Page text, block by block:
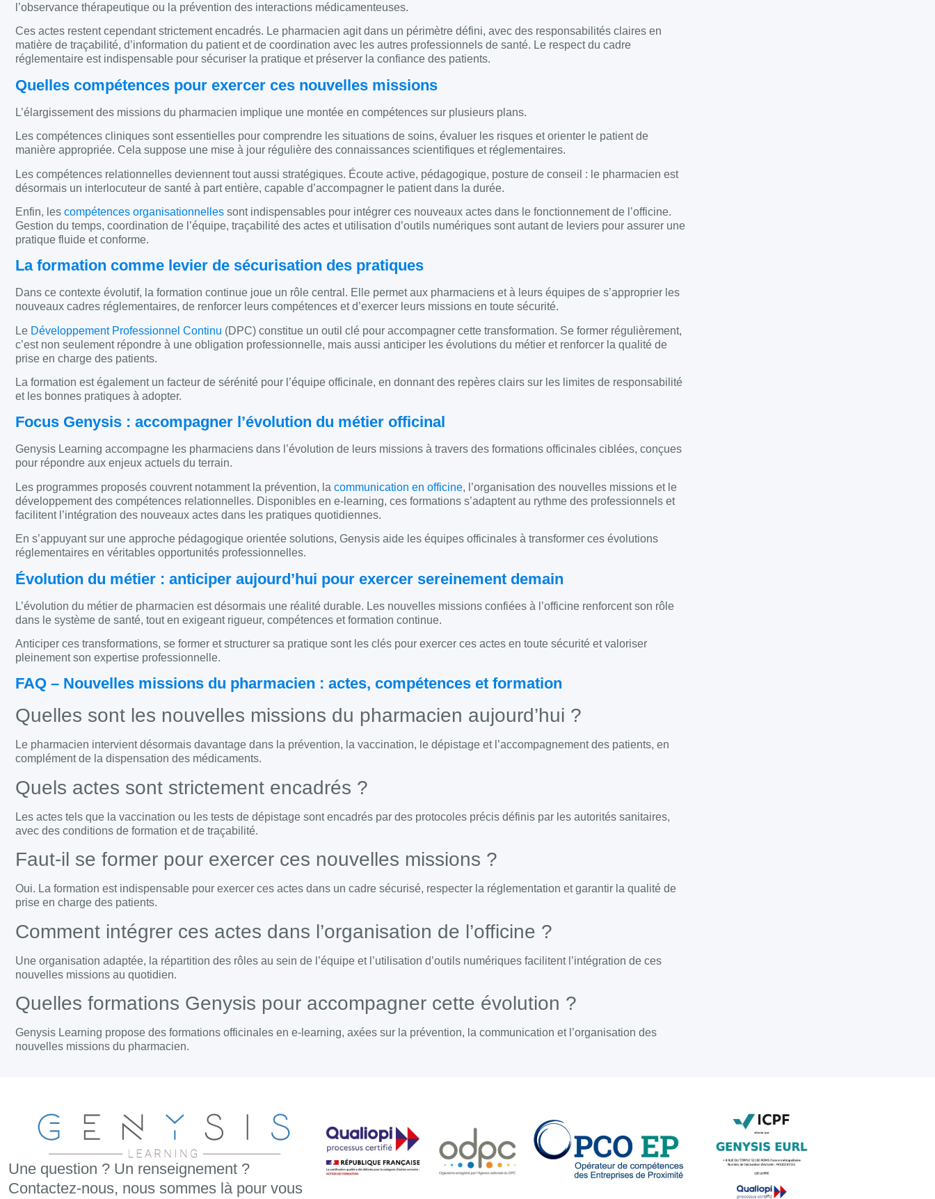
l’observance thérapeutique ou la prévention des interactions médicamenteuses.
Ces actes restent cependant strictement encadrés. Le pharmacien agit dans un périmètre défini, avec des responsabilités claires en
matière de traçabilité, d’information du patient et de coordination avec les autres professionnels de santé. Le respect du cadre
réglementaire est indispensable pour sécuriser la pratique et préserver la confiance des patients.
Quelles compétences pour exercer ces nouvelles missions
L’élargissement des missions du pharmacien implique une montée en compétences sur plusieurs plans.
Les compétences cliniques sont essentielles pour comprendre les situations de soins, évaluer les risques et orienter le patient de
manière appropriée. Cela suppose une mise à jour régulière des connaissances scientifiques et réglementaires.
Les compétences relationnelles deviennent tout aussi stratégiques. Écoute active, pédagogique, posture de conseil : le pharmacien est
désormais un interlocuteur de santé à part entière, capable d’accompagner le patient dans la durée.
Enfin, les compétences organisationnelles sont indispensables pour intégrer ces nouveaux actes dans le fonctionnement de l’officine.
Gestion du temps, coordination de l’équipe, traçabilité des actes et utilisation d’outils numériques sont autant de leviers pour assurer une
pratique fluide et conforme.
La formation comme levier de sécurisation des pratiques
Dans ce contexte évolutif, la formation continue joue un rôle central. Elle permet aux pharmaciens et à leurs équipes de s’approprier les
nouveaux cadres réglementaires, de renforcer leurs compétences et d’exercer leurs missions en toute sécurité.
Le Développement Professionnel Continu (DPC) constitue un outil clé pour accompagner cette transformation. Se former régulièrement,
c’est non seulement répondre à une obligation professionnelle, mais aussi anticiper les évolutions du métier et renforcer la qualité de
prise en charge des patients.
La formation est également un facteur de sérénité pour l’équipe officinale, en donnant des repères clairs sur les limites de responsabilité
et les bonnes pratiques à adopter.
Focus Genysis : accompagner l’évolution du métier officinal
Genysis Learning accompagne les pharmaciens dans l’évolution de leurs missions à travers des formations officinales ciblées, conçues
pour répondre aux enjeux actuels du terrain.
Les programmes proposés couvrent notamment la prévention, la communication en officine, l’organisation des nouvelles missions et le
développement des compétences relationnelles. Disponibles en e-learning, ces formations s’adaptent au rythme des professionnels et
facilitent l’intégration des nouveaux actes dans les pratiques quotidiennes.
En s’appuyant sur une approche pédagogique orientée solutions, Genysis aide les équipes officinales à transformer ces évolutions
réglementaires en véritables opportunités professionnelles.
Évolution du métier : anticiper aujourd’hui pour exercer sereinement demain
L’évolution du métier de pharmacien est désormais une réalité durable. Les nouvelles missions confiées à l’officine renforcent son rôle
dans le système de santé, tout en exigeant rigueur, compétences et formation continue.
Anticiper ces transformations, se former et structurer sa pratique sont les clés pour exercer ces actes en toute sécurité et valoriser
pleinement son expertise professionnelle.
FAQ – Nouvelles missions du pharmacien : actes, compétences et formation
Quelles sont les nouvelles missions du pharmacien aujourd’hui ?
Le pharmacien intervient désormais davantage dans la prévention, la vaccination, le dépistage et l’accompagnement des patients, en
complément de la dispensation des médicaments.
Quels actes sont strictement encadrés ?
Les actes tels que la vaccination ou les tests de dépistage sont encadrés par des protocoles précis définis par les autorités sanitaires,
avec des conditions de formation et de traçabilité.
Faut-il se former pour exercer ces nouvelles missions ?
Oui. La formation est indispensable pour exercer ces actes dans un cadre sécurisé, respecter la réglementation et garantir la qualité de
prise en charge des patients.
Comment intégrer ces actes dans l’organisation de l’officine ?
Une organisation adaptée, la répartition des rôles au sein de l’équipe et l’utilisation d’outils numériques facilitent l’intégration de ces
nouvelles missions au quotidien.
Quelles formations Genysis pour accompagner cette évolution ?
Genysis Learning propose des formations officinales en e-learning, axées sur la prévention, la communication et l’organisation des
nouvelles missions du pharmacien.
Une question ? Un renseignement ?
Contactez-nous, nous sommes là pour vous